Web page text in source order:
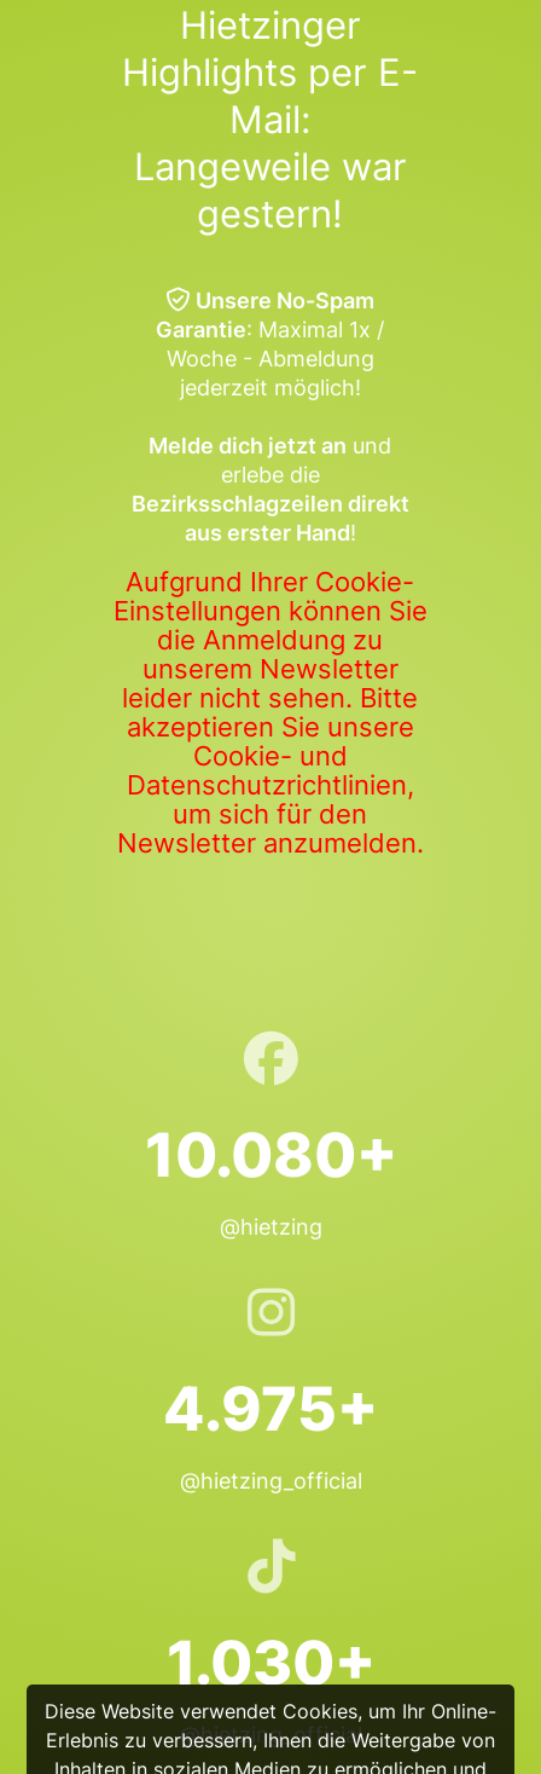
Diese Website verwendet Cookies, um Ihr Online-
Erlebnis zu verbessern, Ihnen die Weitergabe von
Inhalten in sozialen Medien zu ermöglichen und
Hietzinger
Highlights per E-
Mail:
Langeweile war
gestern!
Unsere No-Spam
Garantie: Maximal 1x /
Woche - Abmeldung
jederzeit möglich!
Melde dich jetzt an und
erlebe die
Bezirksschlagzeilen direkt
aus erster Hand!
Aufgrund Ihrer Cookie-
Einstellungen können Sie
die Anmeldung zu
unserem Newsletter
leider nicht sehen. Bitte
akzeptieren Sie unsere
Cookie- und
Datenschutzrichtlinien,
um sich für den
Newsletter anzumelden.
10.080+
@hietzing
4.975+
@hietzing_official
1.030+
@hietzing_official